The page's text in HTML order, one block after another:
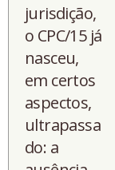
jurisdição,
o CPC/15 já
nasceu,
em certos
aspectos,
ultrapassa
do: a